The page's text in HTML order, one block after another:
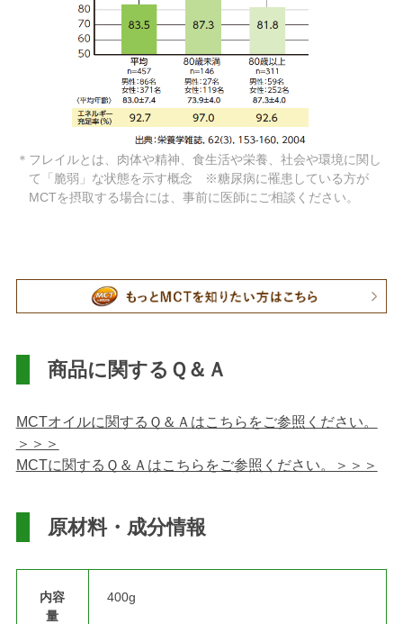
＊フレイルとは、肉体や精神、食生活や栄養、社会や環境に関し
て「脆弱」な状態を示す概念 ※糖尿病に罹患している方が
MCTを摂取する場合には、事前に医師にご相談ください。
商品に関するＱ＆Ａ
MCTオイルに関するＱ＆Ａはこちらをご参照ください。
＞＞＞
MCTに関するＱ＆Ａはこちらをご参照ください。＞＞＞
原材料・成分情報
内容
量
400g